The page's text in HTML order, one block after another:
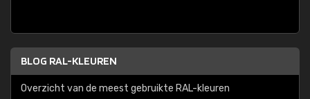
BLOG RAL-KLEUREN
Overzicht van de meest gebruikte RAL-kleuren